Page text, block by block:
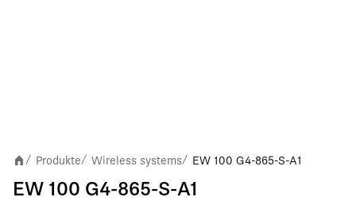
/ Produkte/ Wireless systems/ EW 100 G4-865-S-A1
EW 100 G4-865-S-A1